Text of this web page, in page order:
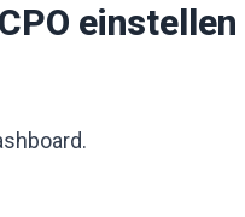
einstellen